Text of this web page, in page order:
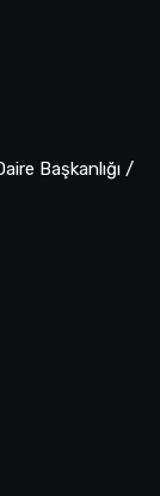
Başkanlığı /